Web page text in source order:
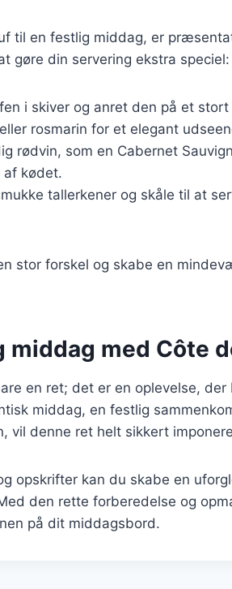
til en festlig middag, er
gøre din servering ekstra speciel:
i skiver og anret den på et
rosmarin for et elegant
rødvin, som en Cabernet
af kødet.
tallerkener og skåle til at
stor forskel og skabe en
middag med Côte
en ret; det er en oplevelse, der
middag, en festlig
vil denne ret helt sikkert
opskrifter kan du skabe en
den rette forberedelse og
på dit middagsbord.